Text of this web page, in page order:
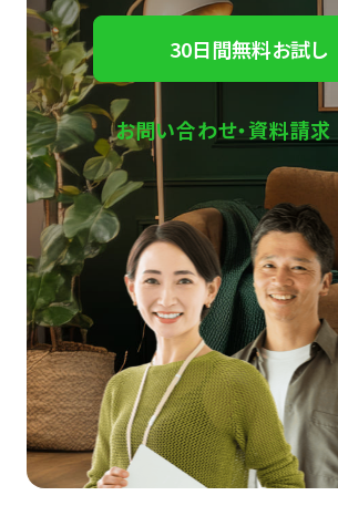
30日間無料お試し
お問い合わせ・資料請求